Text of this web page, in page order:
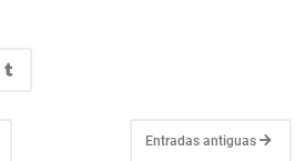
Entradas antiguas